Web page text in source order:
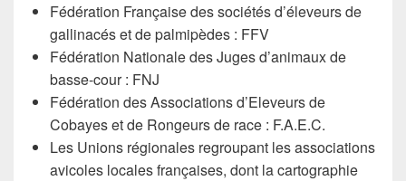
Fédération Française des sociétés d’éleveurs de
gallinacés et de palmipèdes : FFV
Fédération Nationale des Juges d’animaux de
basse-cour : FNJ
Fédération des Associations d’Eleveurs de
Cobayes et de Rongeurs de race : F.A.E.C.
Les Unions régionales regroupant les associations
avicoles locales françaises, dont la cartographie